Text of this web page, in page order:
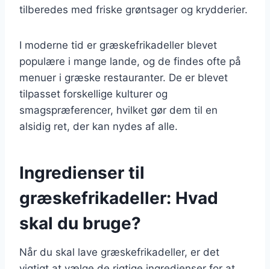
tilberedes med friske grøntsager og krydderier.
I moderne tid er græskefrikadeller blevet
populære i mange lande, og de findes ofte på
menuer i græske restauranter. De er blevet
tilpasset forskellige kulturer og
smagspræferencer, hvilket gør dem til en
alsidig ret, der kan nydes af alle.
Ingredienser til
græskefrikadeller: Hvad
skal du bruge?
Når du skal lave græskefrikadeller, er det